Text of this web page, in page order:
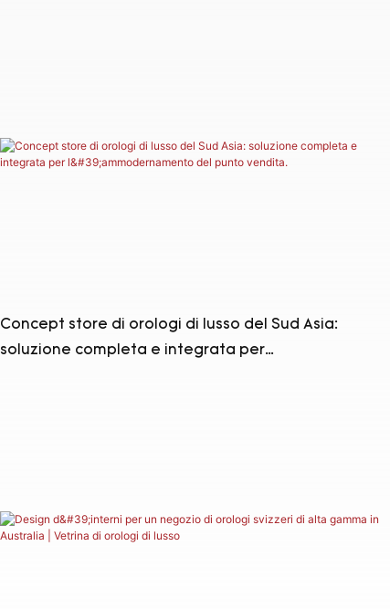
Concept store di orologi di lusso del Sud Asia:
soluzione completa e integrata per